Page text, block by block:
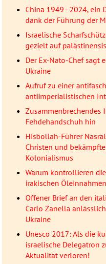
China 1949–2024, ein
dank der Führung der
Israelische
gezielt auf
Der Ex-Nato-Chef sagt
Ukraine
Aufruf zu einer
antiimperialistischen
Zusammenbrechendes
Fehdehandschuh hin
Hisbollah-Führer
Christen und
Kolonialismus
Warum kontrollieren
irakischen
Offener Brief an den
Carlo Zanella
Ukraine
Unesco 2017: Als die
israelische Delegatron
Aktualität verloren!